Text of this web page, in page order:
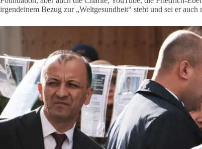
irgendeinem Bezug zur „Weltgesundheit“ steht und sei er